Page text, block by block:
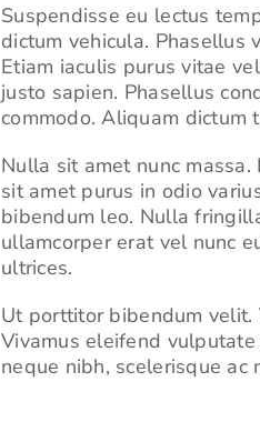
Suspendisse eu lectus
dictum vehicula. Phasellus
Etiam iaculis purus vitae
justo sapien. Phasellus
commodo. Aliquam dictum
Nulla sit amet nunc
sit amet purus in odio
bibendum leo. Nulla
ullamcorper erat vel nunc
ultrices.
Ut porttitor bibendum velit.
Vivamus eleifend
neque nibh, scelerisque